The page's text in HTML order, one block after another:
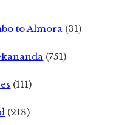
to Almora (31)
(751)
(111)
(218)